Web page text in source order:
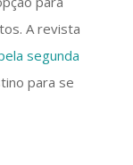
A revista
segunda
para se